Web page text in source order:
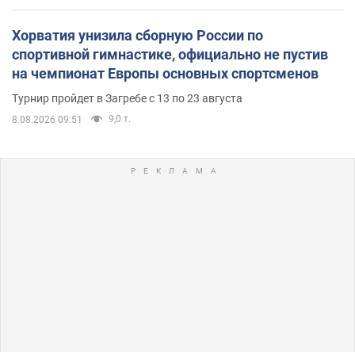
Хорватия унизила сборную России по
спортивной гимнастике, официально не пустив
на чемпионат Европы основных спортсменов
Турнир пройдет в Загребе с 13 по 23 августа
8.08.2026 09:51 9,0 т.